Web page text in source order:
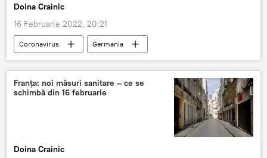
Doina Crainic
16 Februarie 2022, 20:21
Coronavirus Germania
Franţa: noi măsuri sanitare – ce se
schimbă din 16 februarie
Doina Crainic